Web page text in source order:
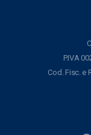
P.IVA
Cod. Fisc. e